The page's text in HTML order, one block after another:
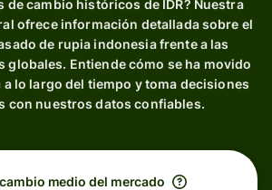
de cambio históricos de IDR? Nuestra
ofrece información detallada sobre el
de rupia indonesia frente a las
globales. Entiende cómo se ha movido
lo largo del tiempo y toma decisiones
con nuestros datos confiables.
medio del mercado